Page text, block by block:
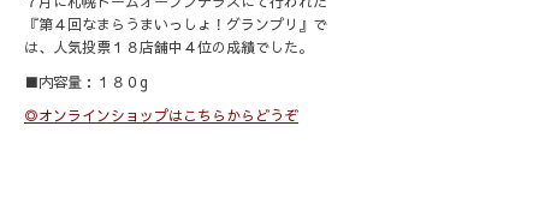
『第４回なまらうまいっしょ！グランプリ』で
は、人気投票１８店舗中４位の成績でした。
■内容量：１８０g
◎オンラインショップはこちらからどうぞ